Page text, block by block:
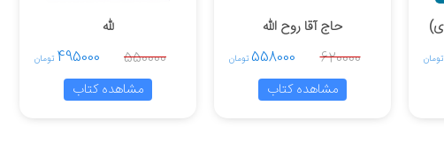
تومان
حاج آقا روح الله
558000 تومان 620000
مشاهده کتاب
لله
495000 تومان 550000
مشاهده کتاب